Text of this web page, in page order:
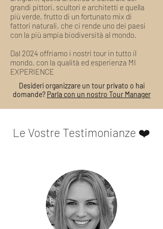
Approfondimenti, curiosità e scoperte
inedite: questo e molto altro sono i Tour
MI EXPERIENCE.
I nostri tour includono sempre:
Ideazione e organizzazione
Contatto e rispetto delle tradizioni
locali
Supporto ai piccoli artigiani e
ecosostenibile
Visita guidata con guida turistica
Eventuali biglietti di ingresso e/o
mezzi di trasporto in loco
Supporto di staff specializzato
Quali precauzioni anti Covid-19
prendete?
Per garantire la massima sicurezza dei
grandi pittori, scultori e architetti e quella
più verde, frutto di un fortunato mix di
fattori naturali, che ci rende uno dei paesi
con la più ampia biodiversità al mondo.
Dal 2024 offriamo i nostri tour in tutto il
mondo, con la qualità ed esperienza MI
EXPERIENCE
Desideri organizzare un tour privato o hai
domande? Parla con un nostro Tour Manager
Le Vostre Testimonianze ❤️